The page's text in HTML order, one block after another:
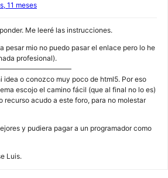
11 meses
Me leeré las instrucciones.
pesar mio no puedo pasar el enlace pero lo he
profesional).
idea o conozco muy poco de html5. Por eso
escojo el camino fácil (que al final no lo es)
recurso acudo a este foro, para no molestar
y pudiera pagar a un programador como
Luis.